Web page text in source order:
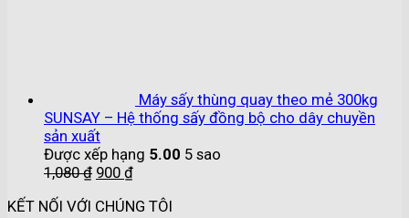
Máy sấy thùng quay theo mẻ 300kg
SUNSAY – Hệ thống sấy đồng bộ cho dây chuyền
sản xuất
Được xếp hạng 5.00 5 sao
1,080₫ 900 ₫
KẾT NỐI VỚI CHÚNG TÔI